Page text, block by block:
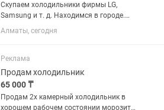
Скупаем холодильники фирмы LG,
Samsung и т. д. Находимся в городе.
Сами приедем и сами заберем.
Алматы, сегодня
Реклама
Продам холодильник
65 000 ₸
Продам 2х камерный холодильник в
хорошем рабочем состоянии морозит